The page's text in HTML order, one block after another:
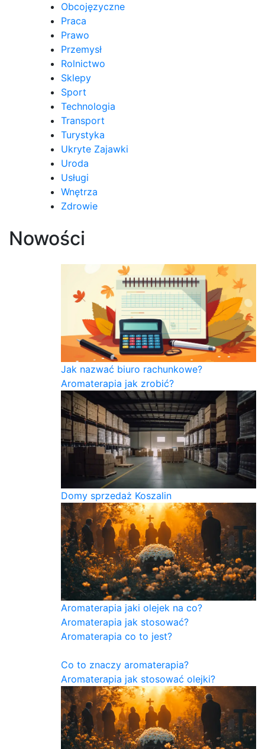
Obcojęzyczne
Praca
Prawo
Przemysł
Rolnictwo
Sklepy
Sport
Technologia
Transport
Turystyka
Ukryte Zajawki
Uroda
Usługi
Wnętrza
Zdrowie
Nowości
Jak nazwać biuro rachunkowe?
Aromaterapia jak zrobić?
Domy sprzedaż Koszalin
Aromaterapia jaki olejek na co?
Aromaterapia jak stosować?
Aromaterapia co to jest?
Co to znaczy aromaterapia?
Aromaterapia jak stosować olejki?